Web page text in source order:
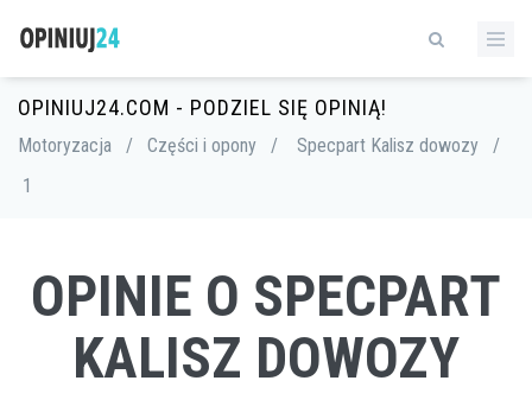
OPINIUJ24.COM - PODZIEL SIĘ OPINIĄ!
Motoryzacja / Części i opony / Specpart Kalisz dowozy
/
1
OPINIE O SPECPART
KALISZ DOWOZY